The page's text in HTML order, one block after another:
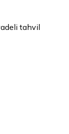
tahvil